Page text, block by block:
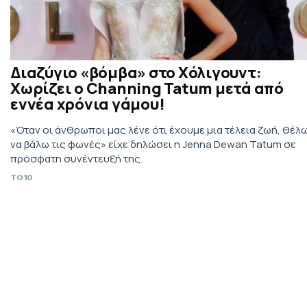
Διαζύγιο «βόμβα» στο Χόλιγουντ:
Χωρίζει ο Channing Tatum μετά από
εννέα χρόνια γάμου!
«Όταν οι άνθρωποι μας λένε ότι έχουμε μια τέλεια ζωή,
να βάλω τις φωνές» είχε δηλώσει η Jenna Dewan Tatum σε
πρόσφατη συνέντευξή της.
TO10